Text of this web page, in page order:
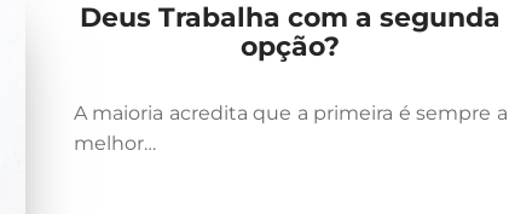
Deus Trabalha com a segunda
opção?
A maioria acredita que a primeira é sempre a
melhor…